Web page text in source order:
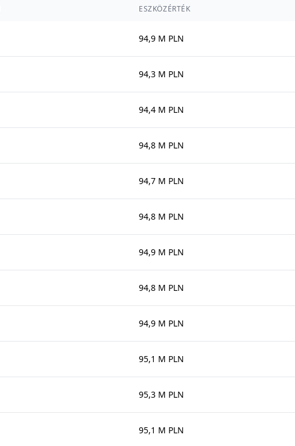
ESZKÖZÉRTÉK
94,9 M PLN
94,3 M PLN
94,4 M PLN
94,8 M PLN
94,7 M PLN
94,8 M PLN
94,9 M PLN
94,8 M PLN
94,9 M PLN
95,1 M PLN
95,3 M PLN
95,1 M PLN